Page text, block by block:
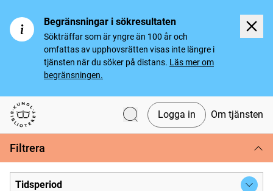
Begränsningar i sökresultaten
Sökträffar som är yngre än 100 år och
omfattas av upphovsrätten visas inte längre i
tjänsten när du söker på distans. Läs mer om
begränsningen.
Svenska tidningar
Logga in Om tjänsten
Filtrera
Tidsperiod